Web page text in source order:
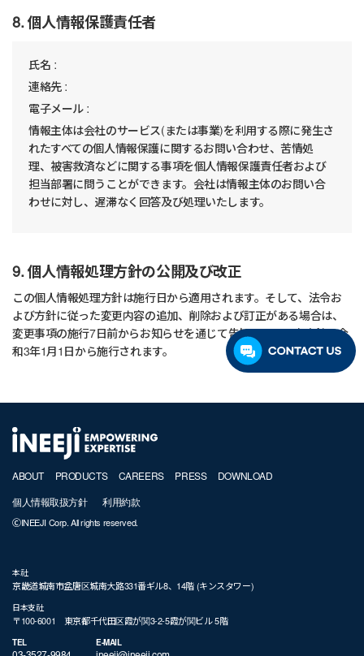
8. 個人情報保護責任者
氏名 :
連絡先 :
電子メール :
情報主体は会社のサービス(または事業)を利用する際に発生さ
れたすべての個人情報保護に関するお問い合わせ、苦情処
理、被害救済などに関する事項を個人情報保護責任者および
担当部署に問うことができます。会社は情報主体のお問い合
わせに対し、遅滞なく回答及び処理いたします。
9. 個人情報処理方針の公開及び改正
この個人情報処理方針は施行日から適用されます。そして、法令お
よび方針に従った変更内容の追加、削除および訂正がある場合は、
変更事項の施行7日前からお知らせを通じて告知します。本方針は令
和3年1月1日から施行されます。
ABOUT PRODUCTS CAREERS PRESS DOWNLOAD
個人情報取扱方針 利用約款
ⒸINEEJI Corp. All rights reserved.
本社
京畿道城南市盆唐区城南大路331番ギル8、14階 (キンスタワー)
日本支社
〒100-6001 東京都千代田区霞が関3-2-5霞が関ビル 5階
TEL E-MAIL